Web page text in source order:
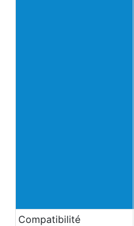
Compatibilité